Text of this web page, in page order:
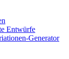
Entwürfe
Generator